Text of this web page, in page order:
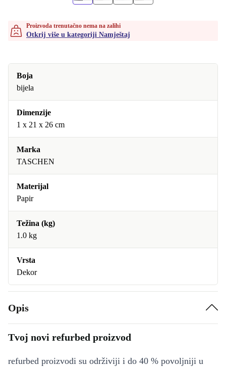
Proizvoda trenutačno nema na zalihi
Otkrij više u kategoriji Namještaj
Boja
bijela
Dimenzije
1 x 21 x 26 cm
Marka
TASCHEN
Materijal
Papir
Težina (kg)
1.0 kg
Vrsta
Dekor
Opis
Tvoj novi refurbed proizvod
refurbed proizvodi su održiviji i do 40 % povoljniji u